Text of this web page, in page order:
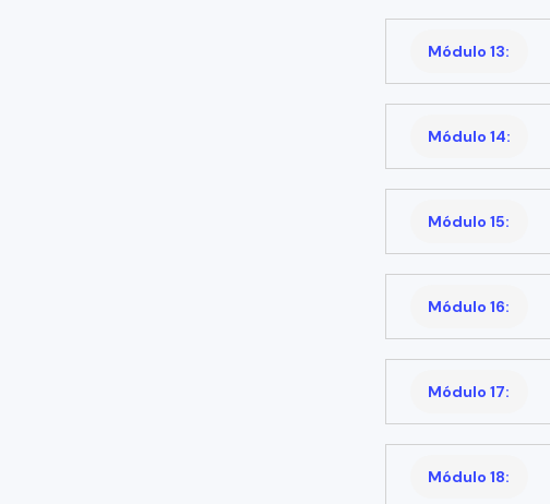
Módulo 13:
Módulo 14:
Módulo 15:
Módulo 16:
Módulo 17:
Módulo 18: